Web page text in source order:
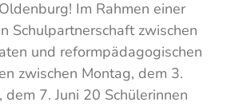
Im Rahmen einer
Schulpartnerschaft zwischen
und reformpädagogischen
zwischen Montag, dem 3.
dem 7. Juni 20 Schülerinnen